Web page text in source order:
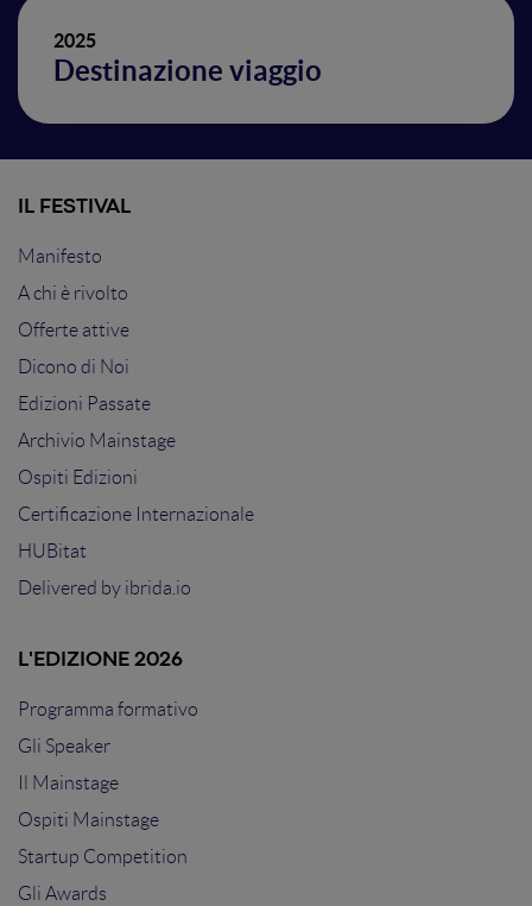
2025
Destinazione viaggio
IL FESTIVAL
Manifesto
A chi è rivolto
Offerte attive
Dicono di Noi
Edizioni Passate
Archivio Mainstage
Ospiti Edizioni
Certificazione Internazionale
HUBitat
Delivered by ibrida.io
L'EDIZIONE 2026
Programma formativo
Gli Speaker
Il Mainstage
Ospiti Mainstage
Startup Competition
Gli Awards